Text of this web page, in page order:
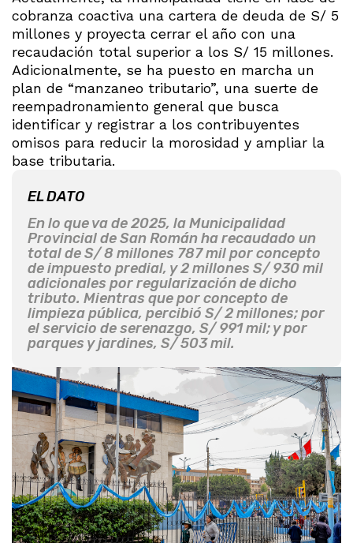
cobranza coactiva una cartera de deuda de S/ 5
millones y proyecta cerrar el año con una
recaudación total superior a los S/ 15 millones.
Adicionalmente, se ha puesto en marcha un
plan de “manzaneo tributario”, una suerte de
reempadronamiento general que busca
identificar y registrar a los contribuyentes
omisos para reducir la morosidad y ampliar la
base tributaria.
EL DATO
En lo que va de 2025, la Municipalidad
Provincial de San Román ha recaudado un
total de S/ 8 millones 787 mil por concepto
de impuesto predial, y 2 millones S/ 930 mil
adicionales por regularización de dicho
tributo. Mientras que por concepto de
limpieza pública, percibió S/ 2 millones; por
el servicio de serenazgo, S/ 991 mil; y por
parques y jardines, S/ 503 mil.